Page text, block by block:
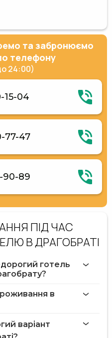
та забронюємо
телефону
24:00)
15-04
77-47
90-89
ПІД ЧАС
В ДРАГОБРАТІ
готель
в
варіант